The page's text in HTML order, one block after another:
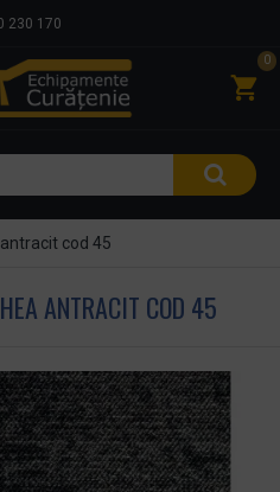
230 170
0
cod 45
ANTRACIT COD 45